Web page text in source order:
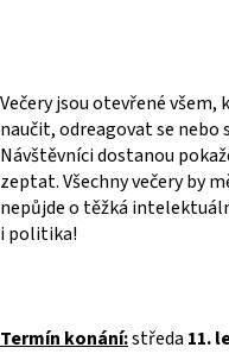
Večery jsou otevřené
naučit, odreagovat se nebo
Návštěvníci dostanou
zeptat. Všechny večery by
nepůjde o těžká
i politika!
Termín konání:středa 11.